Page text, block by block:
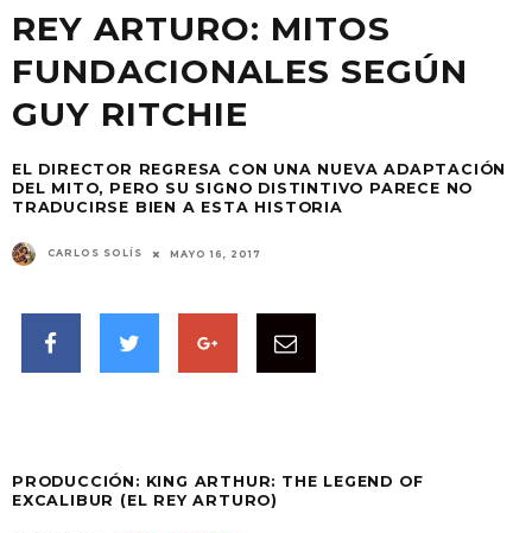
REY ARTURO: MITOS
FUNDACIONALES SEGÚN
GUY RITCHIE
EL DIRECTOR REGRESA CON UNA NUEVA ADAPTACIÓN
DEL MITO, PERO SU SIGNO DISTINTIVO PARECE NO
TRADUCIRSE BIEN A ESTA HISTORIA
CARLOS SOLÍS MAYO 16, 2017
PRODUCCIÓN: KING ARTHUR: THE LEGEND OF
EXCALIBUR (EL REY ARTURO)